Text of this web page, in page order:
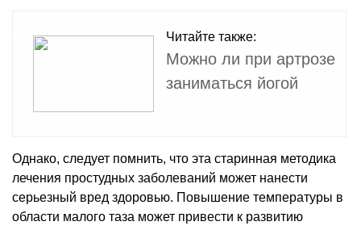
Читайте также:
Можно ли при артрозе
заниматься йогой
Однако, следует помнить, что эта старинная методика
лечения простудных заболеваний может нанести
серьезный вред здоровью. Повышение температуры в
области малого таза может привести к развитию